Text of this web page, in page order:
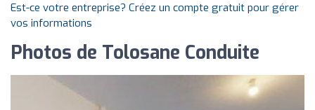
Est-ce votre entreprise? Créez un compte gratuit pour gérer
vos informations
Photos de Tolosane Conduite